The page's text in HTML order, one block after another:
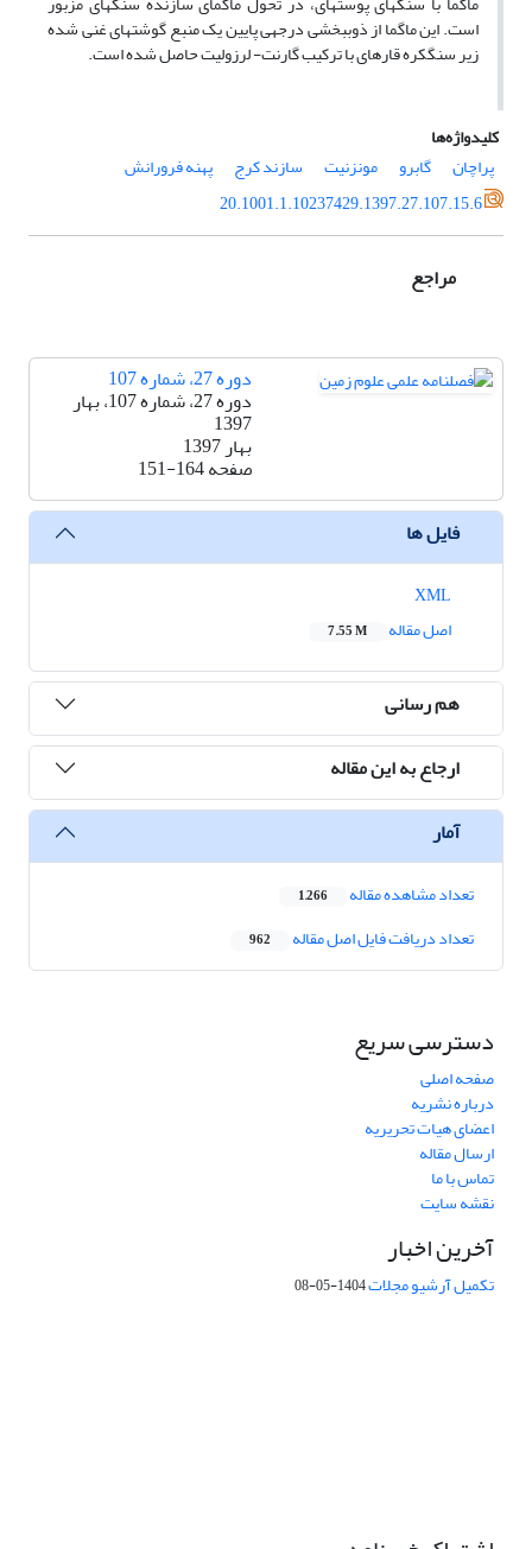
است. این ماگما از ذوب­بخشی درجه­ی پایین یک منبع گوشته­ای غنی شده
زیر سنگ­کره قاره­ای با ترکیب گارنت- لرزولیت حاصل شده­ است.
کلیدواژه‌ها
پراچان
گابرو مونزنیت سازند کرج
پهنه فرورانش
20.1001.1.10237429.1397.27.107.15.6
مراجع
دوره 27، شماره 107
دوره 27، شماره 107، بهار
1397
بهار 1397
صفحه151-164
فایل ها
اصل مقاله
7.55 M
هم رسانی
ارجاع به این مقاله
آمار
تعداد مشاهده مقاله 1,266
تعداد دریافت فایل اصل مقاله 962
دسترسی سریع
صفحه اصلی
درباره نشریه
اعضای هیات تحریریه
ارسال مقاله
تماس با ما
نقشه سایت
آخرین اخبار
تکمیل آرشیو مجلات1404-05-08